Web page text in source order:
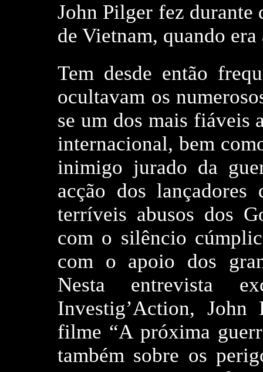
John Pilger fez durante
de Vietnam, quando
Tem desde então
ocultavam os
se um dos mais fiáveis
internacional, bem
inimigo jurado da
acção dos lançadores
terríveis abusos dos
com o silêncio
com o apoio dos
Nesta entrevista
Investig’Action,
filme “A próxima
também sobre os